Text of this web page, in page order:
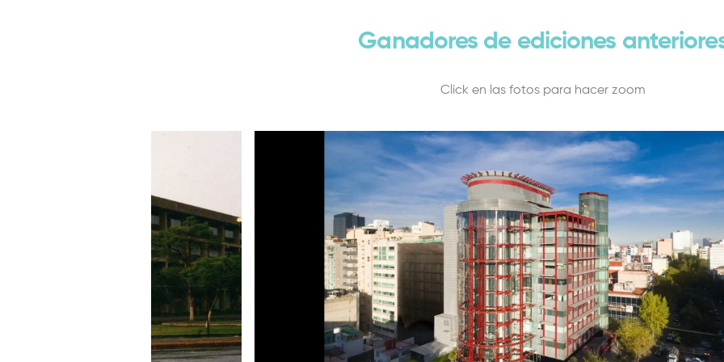
Ganadores de ediciones
Click en las fotos para hacer zoom